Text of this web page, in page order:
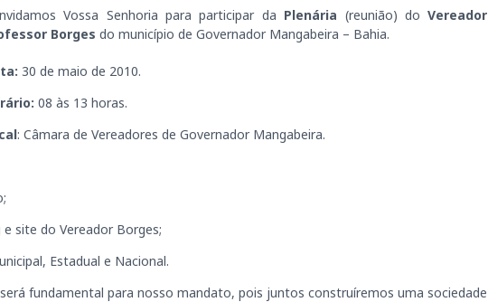
Vossa Senhoria para participar da Plenária (reunião) doVereador
Borges do município de Governador Mangabeira – Bahia.
30 de maio de 2010.
08 às 13 horas.
: Câmara de Vereadores de Governador Mangabeira.
site do Vereador Borges;
Estadual e Nacional.
fundamental para nosso mandato, pois juntos construíremos uma sociedade